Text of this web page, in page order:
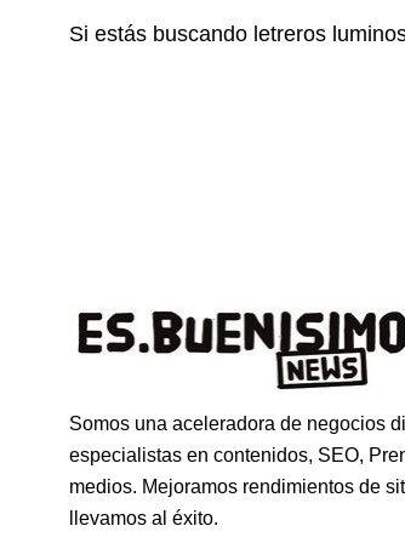
Si estás buscando letreros
Somos una aceleradora de negocios
especialistas en contenidos, SEO,
medios. Mejoramos rendimientos de
llevamos al éxito.